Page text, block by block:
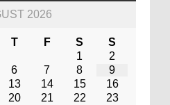
2026
T F S
S
1
2
6 7 8
9
13 14 15
16
20 21 22
23